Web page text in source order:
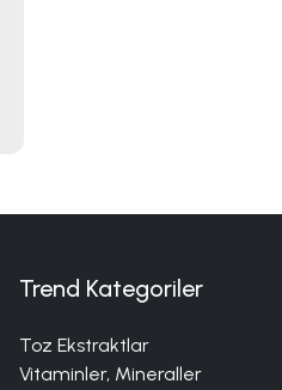
Trend Kategoriler
Toz Ekstraktlar
Vitaminler, Mineraller